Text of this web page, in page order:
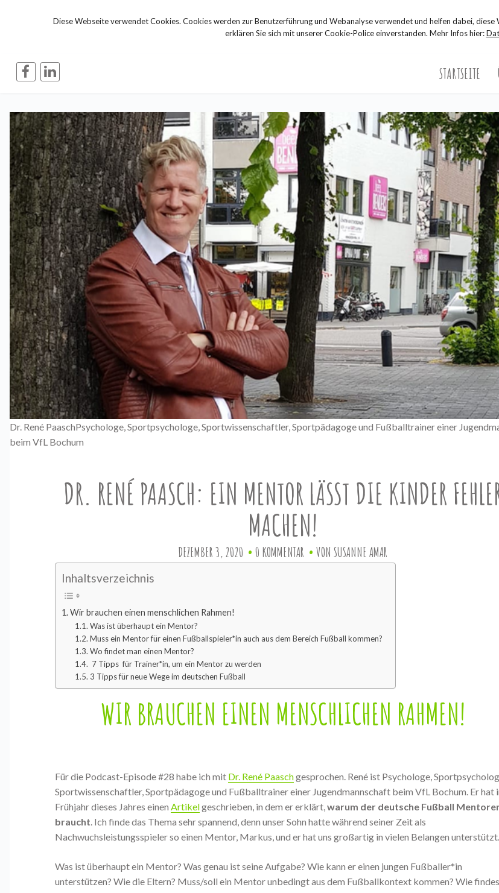
STARTSEITE
Dr. René PaaschPsychologe, Sportpsychologe, Sportwissenschaftler, Sportpädagoge und Fußballtrainer einer
beim VfL Bochum
DR. RENÉ PAASCH: EIN MENTOR LÄSST DIE KINDER
MACHEN!
DEZEMBER 3, 2020 0 KOMMENTAR VON SUSANNE AMAR
Inhaltsverzeichnis
Wir brauchen einen menschlichen Rahmen!
Was ist überhaupt ein Mentor?
Muss ein Mentor für einen Fußballspieler*in auch aus dem Bereich Fußball kommen?
Wo findet man einen Mentor?
7 Tipps für Trainer*in, um ein Mentor zu werden
3 Tipps für neue Wege im deutschen Fußball
WIR BRAUCHEN EINEN MENSCHLICHEN RAHMEN!
Für die Podcast-Episode #28 habe ich mit Dr. René Paaschgesprochen. René ist Psychologe,
Sportwissenschaftler, Sportpädagoge und Fußballtrainer einer Jugendmannschaft beim VfL Bochum. Er hat
Frühjahr dieses Jahres einen Artikelgeschrieben, in dem er erklärt,warum der deutsche Fußball
braucht. Ich finde das Thema sehr spannend, denn unser Sohn hatte während seiner Zeit als
Nachwuchsleistungsspieler so einen Mentor, Markus, und er hat uns großartig in vielen Belangen unterstützt.
Was ist überhaupt ein Mentor? Was genau ist seine Aufgabe? Wie kann er einen jungen Fußballer*in
unterstützen? Wie die Eltern? Muss/soll ein Mentor unbedingt aus dem Fußballkontext kommen? Wie
Diese Webseite verwendet Cookies. Cookies werden zur Benutzerführung und Webanalyse verwendet und helfen dabei,
erklären Sie sich mit unserer Cookie-Police einverstanden. Mehr Infos hier: